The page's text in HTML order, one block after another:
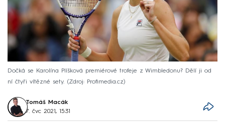
Dočká se Karolína Plíšková premiérové trofeje z Wimbledonu? Dělí ji od
ní čtyři vítězné sety.
Zdroj: Profimedia.cz
Tomáš Macák
7. čvc 2021, 15:31